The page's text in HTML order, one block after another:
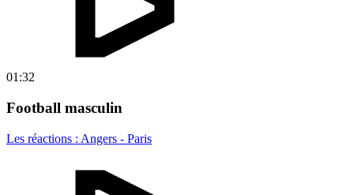
01:32
Football masculin
Les réactions : Angers - Paris